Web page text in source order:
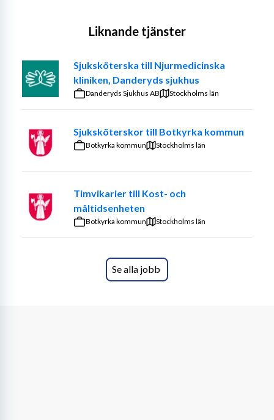
Liknande tjänster
Sjuksköterska till Njurmedicinska
kliniken, Danderyds sjukhus
Danderyds Sjukhus AB Stockholms län
Sjuksköterskor till Botkyrka kommun
Botkyrka kommun Stockholms län
Timvikarier till Kost- och
måltidsenheten
Botkyrka kommun Stockholms län
Se alla jobb